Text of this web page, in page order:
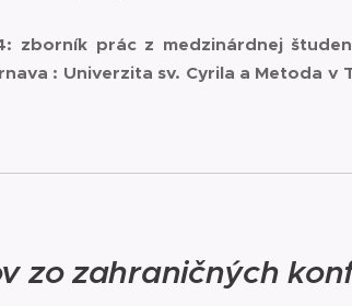
zborník prác z medzinárdnej
: Univerzita sv. Cyrila a Metoda v
zo zahraničných